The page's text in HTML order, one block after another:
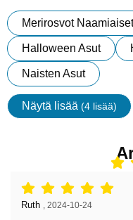
Merirosvot Naamiaiset
Halloween Asut
Naisten Asut
Näytä lisää (4 lisää)
ominaisuudet
Arvostelu: 5 tähdet / 5,
Arvostelun kirjoittaja:
Ruth 2024-10-24